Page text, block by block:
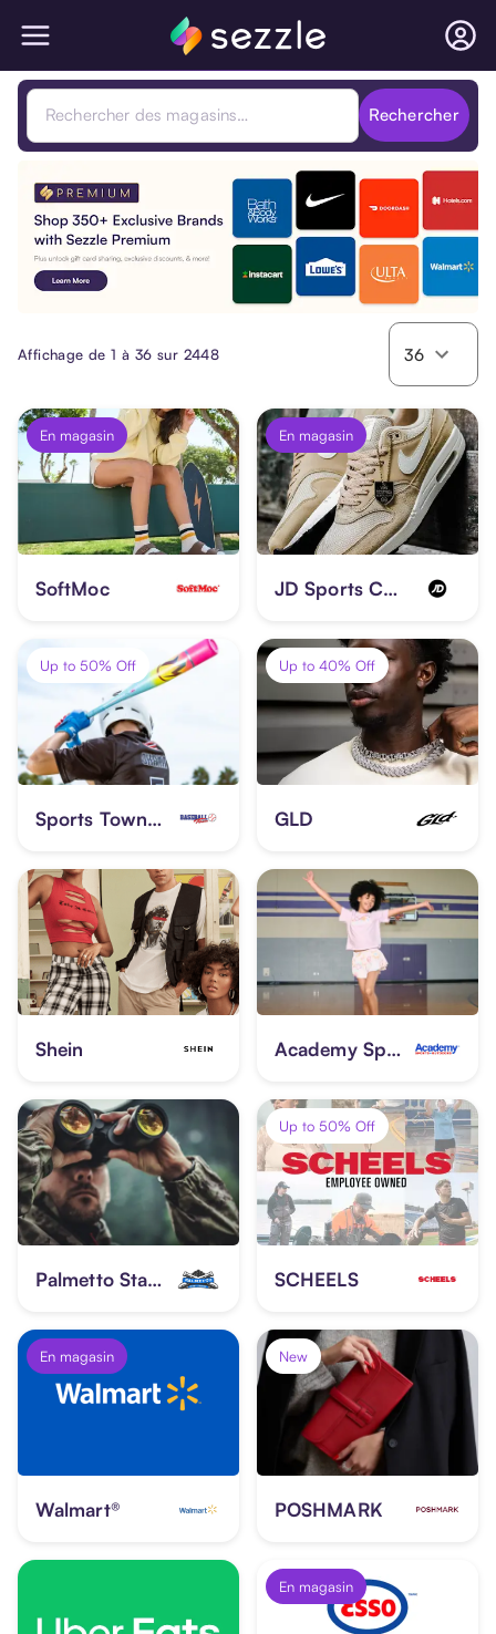
Rechercher
Sezzle Premium. Shop 350+ Brands with Sezzle Premium.
Affichage de 1 à 36 sur 2448 36
En magasin
SoftMoc
En magasin
JD Sports Canada
Up to 50% Off
Sports Town Group
Up to 40% Off
GLD
Shein Academy Sports + Outdoors
Palmetto State Armory
Up to 50% Off
SCHEELS
En magasin
Walmart®
New
POSHMARK
En magasin